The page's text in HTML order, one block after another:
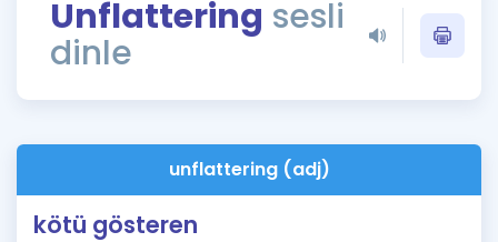
ÖSYM Sınav Takvimi
Kampanyalar
İngilizce Gramer
Unflattering sesli
dinle
unflattering (adj)
kötü gösteren